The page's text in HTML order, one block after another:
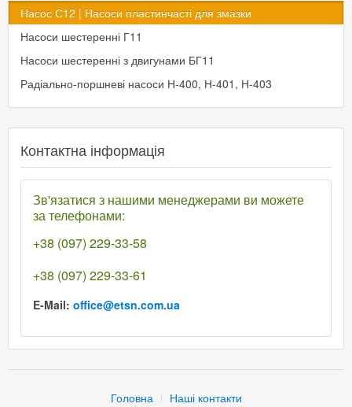
Насос С12 | Насоси пластинчасті для змазки
Насоси шестеренні Г11
Насоси шестеренні з двигунами БГ11
Радіально-поршневі насоси Н-400, Н-401, Н-403
Контактна інформація
Зв'язатися з нашими менеджерами ви можете
за телефонами:
+38 (097) 229-33-58
+38 (097) 229-33-61
E-Mail: office@etsn.com.ua
Головна
Наші контакти